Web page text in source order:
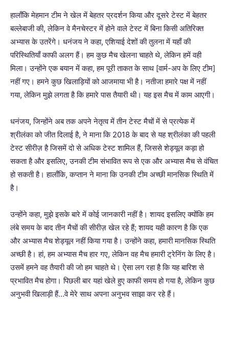
हालाँकि मेहमान टीम ने खेल में बेहतर प्रदर्शन किया और दूसरे टेस्ट में बेहतर
बल्लेबाजी की, लेकिन वे मैनचेस्टर में होने वाले टेस्ट में बिना किसी अतिरिक्त
अभ्यास के उतरेंगे। धनंजय ने कहा, एशियाई देशों की तुलना में यहाँ की
परिस्थितियाँ काफी अलग हैं। हम कुछ मैच खेलना चाहते थे, लेकिन हमें वही
मिला। उन्होंने एक बयान में कहा, हम पूरी ताकत के साथ [वार्म-अप के लिए टीम]
नहीं गए। हमने कुछ खिलाड़ियों को आजमाया भी है। नतीजा हमारे पक्ष में नहीं
गया, लेकिन मुझे लगता है कि हमारे पास तैयारी थी। यह इस मैच में काम आएगी।
धनंजय, जिन्होंने अब तक अपने नेतृत्व में तीन टेस्ट मैचों में से प्रत्येक में
श्रीलंका को जीत दिलाई है, ने माना कि 2018 के बाद से यह श्रीलंका की पहली
टेस्ट सीरीज़ है जिसमें दो से अधिक टेस्ट शामिल हैं, जिससे शेड्यूल कड़ा हो
सकता है और इसलिए, उनकी टीम संभावित रूप से एक और अभ्यास मैच से वंचित
हो सकती है। हालाँकि, कप्तान ने माना कि उनकी टीम अच्छी मानसिक स्थिति में
है।
उन्होंने कहा, मुझे इसके बारे में कोई जानकारी नहीं है। शायद इसलिए क्योंकि हम
लंबे समय के बाद तीन मैचों की सीरीज़ खेल रहे हैं; शायद यही कारण है कि एक
और अभ्यास मैच शेड्यूल नहीं किया गया है। उन्होंने कहा, हमारी मानसिक स्थिति
अच्छी है। हां, हम अभ्यास मैच हार गए, लेकिन वह मैच हमारी ट्रेनिंग के लिए है।
उसमें हमने वह तैयारी की जो हम चाहते थे। ऐसा लग रहा है कि यह बारिश से
प्रभावित मैच होगा। पिछली बार यहां खेले हुए काफी समय हो गया है, लेकिन कुछ
अनुभवी खिलाड़ी हैं…वे मेरे साथ अपना अनुभव साझा कर रहे हैं।